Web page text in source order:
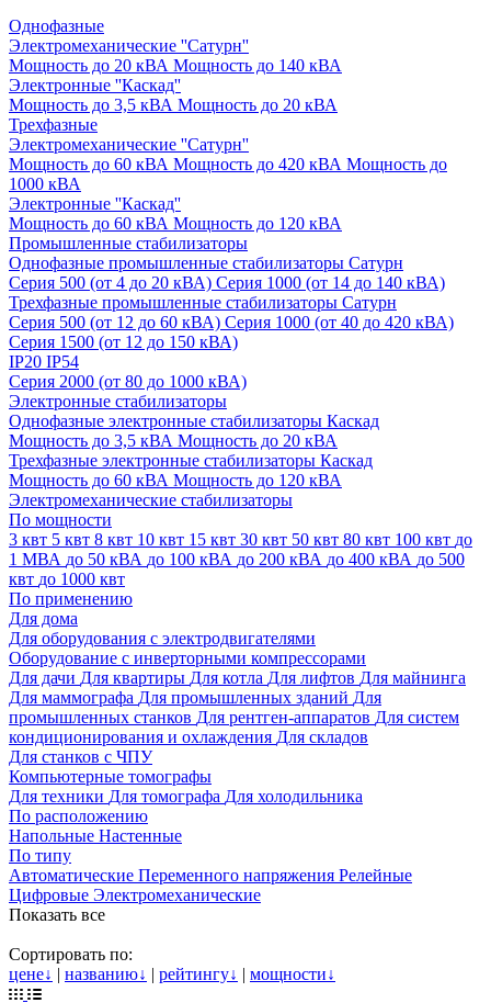
Однофазные
Электромеханические ''Сатурн''
Мощность до 20 кВА Мощность до 140 кВА
Электронные ''Каскад''
Мощность до 3,5 кВА Мощность до 20 кВА
Трехфазные
Электромеханические ''Сатурн''
Мощность до 60 кВА Мощность до 420 кВА Мощность до
1000 кВА
Электронные ''Каскад''
Мощность до 60 кВА Мощность до 120 кВА
Промышленные стабилизаторы
Однофазные промышленные стабилизаторы Сатурн
Серия 500 (от 4 до 20 кВА) Серия 1000 (от 14 до 140 кВА)
Трехфазные промышленные стабилизаторы Сатурн
Cерия 500 (от 12 до 60 кВА) Серия 1000 (от 40 до 420 кВА)
Серия 1500 (от 12 до 150 кВА)
IP20 IP54
Серия 2000 (от 80 до 1000 кВА)
Электронные стабилизаторы
Однофазные электронные стабилизаторы Каскад
Мощность до 3,5 кВА Мощность до 20 кВА
Трехфазные электронные стабилизаторы Каскад
Мощность до 60 кВА Мощность до 120 кВА
Электромеханические стабилизаторы
По мощности
3 квт 5 квт 8 квт 10 квт 15 квт 30 квт 50 квт 80 квт 100 квт до
1 МВА до 50 кВА до 100 кВА до 200 кВА до 400 кВА до 500
квт до 1000 квт
По применению
Для дома
Для оборудования с электродвигателями
Оборудование с инверторными компрессорами
Для дачи Для квартиры Для котла Для лифтов Для майнинга
Для маммографа Для промышленных зданий Для
промышленных станков Для рентген-аппаратов Для систем
кондиционирования и охлаждения Для складов
Для станков с ЧПУ
Компьютерные томографы
Для техники Для томографа Для холодильника
По расположению
Напольные Настенные
По типу
Автоматические Переменного напряжения Релейные
Цифровые Электромеханические
Показать все
Сортировать по:
цене↓ | названию↓ | рейтингу↓ | мощности↓